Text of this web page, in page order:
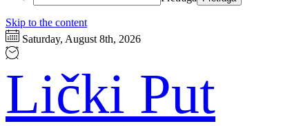
Skip to the content
Saturday, August 8th, 2026
Lički Put